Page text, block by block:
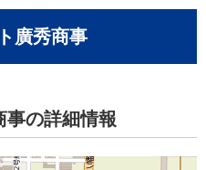
廣秀商事
事の詳細情報